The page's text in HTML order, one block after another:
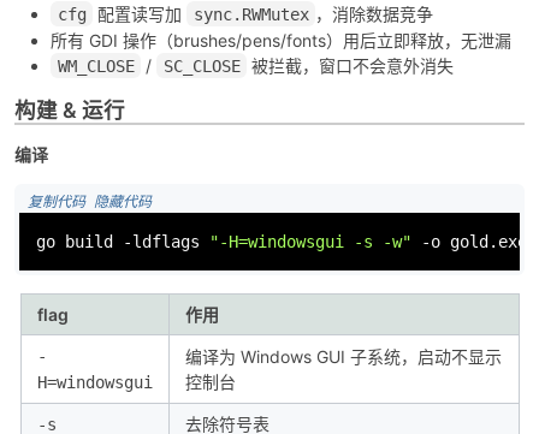
cfg 配置读写加 sync.RWMutex ，消除数据竞争
所有 GDI 操作（brushes/pens/fonts）用后立即释放，无泄漏
WM_CLOSE / SC_CLOSE 被拦截，窗口不会意外消失
构建 & 运行
编译
复制代码 隐藏代码
go build -ldflags "-H=windowsgui -s -w" -o gold.exe
flag 作用
-
H=windowsgui
编译为 Windows GUI 子系统，启动不显示
控制台
-s 去除符号表